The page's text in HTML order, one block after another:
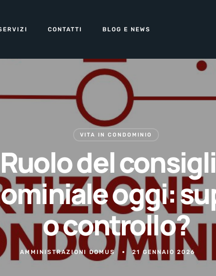
CONTATTI BLOG E NEWS
VITA IN CONDOMINIO
Ruolo del
oggi:
o controllo?
AMMINISTRAZIONI DOMUS 21 GENNAIO 2026